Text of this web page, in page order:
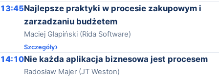
13:45Najlepsze praktyki w procesie zakupowym i
zarzadzaniu budżetem
Maciej Glapiński (Rida Software)
Szczegóły
14:10Nie każda aplikacja biznesowa jest procesem
Radosław Majer (JT Weston)